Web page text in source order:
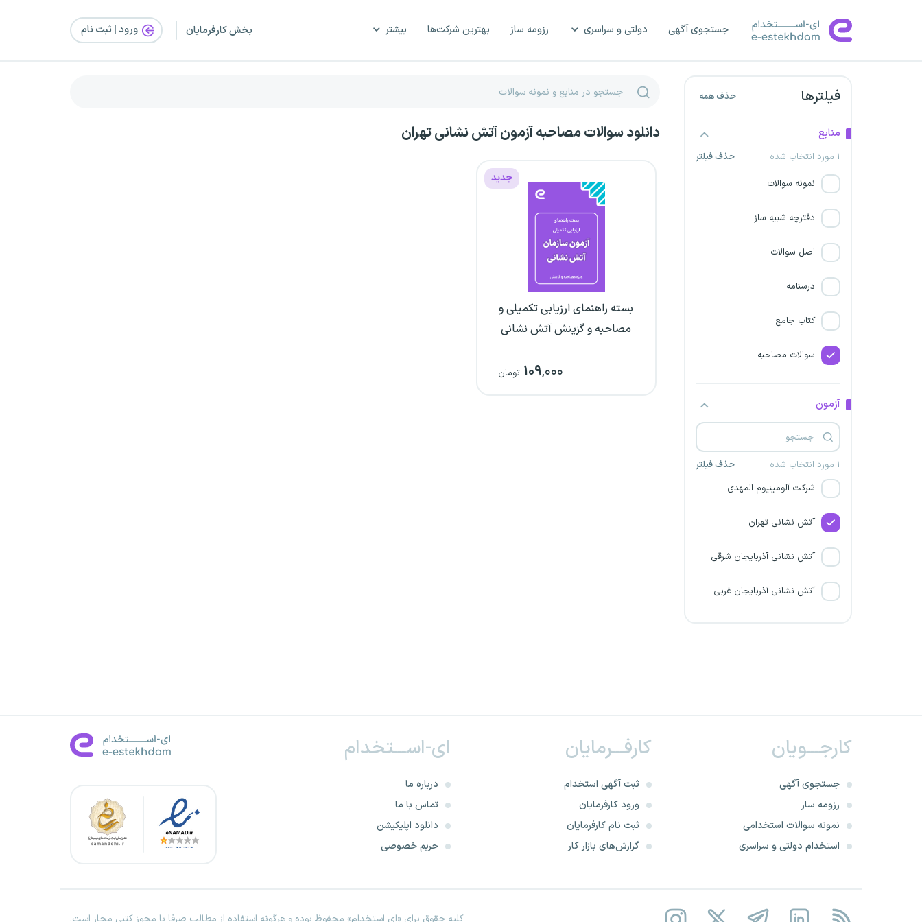
جستجوی آگهی دولتی و سراسری رزومه ساز بهترین شرکت‌ها بیشتر بخش کارفرمایان ورود | ثبت‌ نام
فیلترها حذف همه
منابع
۱ مورد انتخاب شده
حذف فیلتر
نمونه سوالات
دفترچه شبیه ساز
اصل سوالات
درسنامه
کتاب جامع
سوالات مصاحبه
آزمون
۱ مورد انتخاب شده حذف فیلتر
دانشگاه علوم پزشکی آبادان
دانشگاه علوم پزشکی لرستان
دانشگاه علوم پزشکی اراک
رجایی
دانشگاه علوم پزشکی تبریز
دانشگاه علوم پزشکی کاشان
دانشگاه علوم پزشکی زابل
دانشگاه علوم پزشکی بابل
شرکت صاعقه نیرو یزد
بانک سینا
شرکت آلومینیوم المهدی
آتش نشانی تهران
آتش نشانی آذربایجان شرقی
آتش نشانی آذربایجان غربی
آتش نشانی بوشهر
آتش نشانی چهارمحال و
آتش نشانی خراسان جنوبی
دانلود سوالات مصاحبه آزمون آتش نشانی تهران
جدید
بسته راهنمای ارزیابی تکمیلی و
مصاحبه و گزینش آتش نشانی
۱۰۹,۰۰۰ تومان
کارجـــویان
جستجوی آگهی
رزومه ساز
نمونه سوالات استخدامی
استخدام دولتی و سراسری
کارفـــرمایان
ثبت آگهی استخدام
ورود کارفرمایان
ثبت نام کارفرمایان
گزارش‌های بازار کار
ای-اســـتخدام
درباره ما
تماس با ما
دانلود اپلیکیشن
حریم خصوصی
کلیه حقوق برای «ای استخدام» محفوظ بوده و هرگونه استفاده از مطالب صرفا با مجوز کتبی مجاز است.